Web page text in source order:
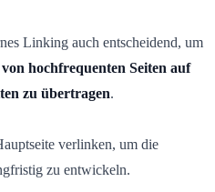
Linking auch entscheidend, um
von hochfrequenten Seiten auf
zu übertragen.
verlinken, um die
zu entwickeln.